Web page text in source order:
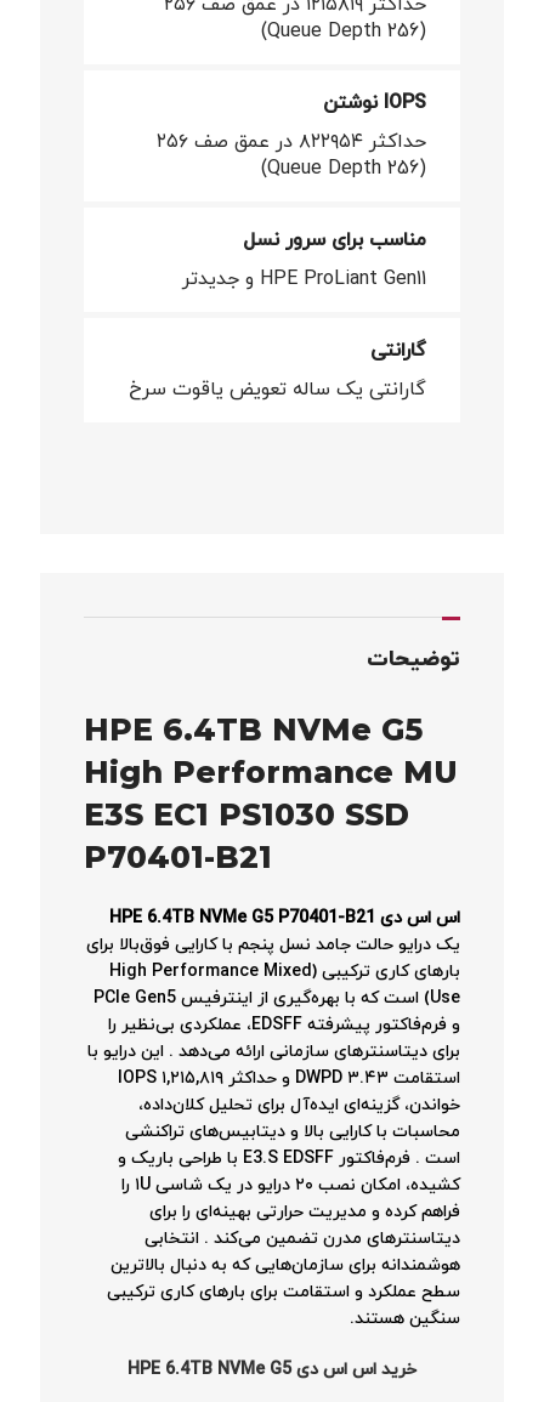
(Queue Depth 256)
IOPS نوشتن
حداکثر ۸۲۲۹۵۴ در عمق صف ۲۵۶
(Queue Depth 256)
مناسب برای سرور نسل
HPE ProLiant Gen11 و جدیدتر
گارانتی
گارانتی یک ساله تعویض یاقوت سرخ
توضیحات
HPE 6.4TB NVMe G5
High Performance MU
E3S EC1 PS1030 SSD
P70401-B21
اس اس دی HPE 6.4TB NVMe G5 P70401-B21
یک درایو حالت جامد نسل پنجم با کارایی فوق‌بالا برای
بارهای کاری ترکیبی (High Performance Mixed
Use) است که با بهره‌گیری از اینترفیس PCIe Gen5
و فرم‌فاکتور پیشرفته EDSFF، عملکردی بی‌نظیر را
برای دیتاسنترهای سازمانی ارائه می‌دهد . این درایو با
استقامت ۳.۴۳ DWPD و حداکثر ۱,۲۱۵,۸۱۹ IOPS
خواندن، گزینه‌ای ایده‌آل برای تحلیل کلان‌داده،
محاسبات با کارایی بالا و دیتابیس‌های تراکنشی
است
. فرم‌فاکتور E3.S EDSFF با طراحی باریک و
کشیده، امکان نصب ۲۰ درایو در یک شاسی ۱U را
فراهم کرده و مدیریت حرارتی بهینه‌ای را برای
دیتاسنترهای مدرن تضمین می‌کند . انتخابی
هوشمندانه برای سازمان‌هایی که به دنبال بالاترین
سطح عملکرد و استقامت برای بارهای کاری ترکیبی
سنگین هستند.
خرید اس اس دی HPE 6.4TB NVMe G5